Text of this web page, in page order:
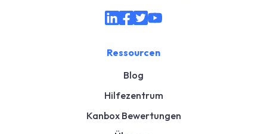
Ressourcen
Blog
Hilfezentrum
Kanbox Bewertungen